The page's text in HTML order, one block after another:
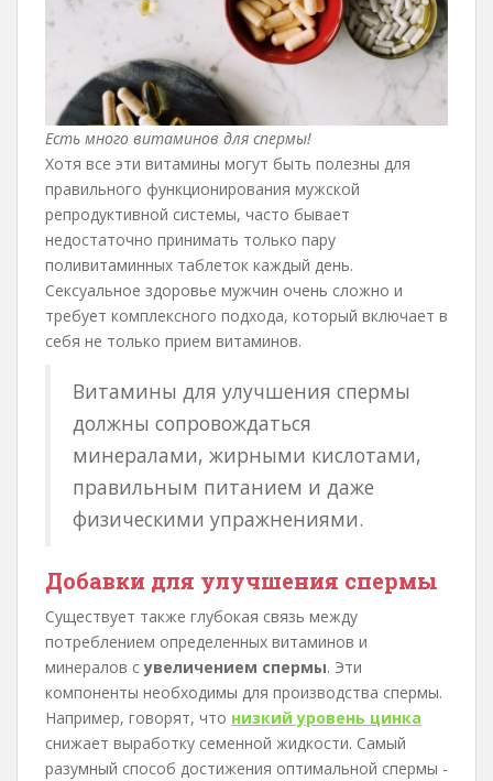
Есть много витаминов для спермы!
Хотя все эти витамины могут быть полезны для
правильного функционирования мужской
репродуктивной системы, часто бывает
недостаточно принимать только пару
поливитаминных таблеток каждый день.
Сексуальное здоровье мужчин очень сложно и
требует комплексного подхода, который включает в
себя не только прием витаминов.
Витамины для улучшения спермы
должны сопровождаться
минералами, жирными кислотами,
правильным питанием и даже
физическими упражнениями.
Добавки для улучшения спермы
Существует также глубокая связь между
потреблением определенных витаминов и
минералов сувеличением спермы. Эти
компоненты необходимы для производства спермы.
Например, говорят, что низкий уровень цинка
снижает выработку семенной жидкости. Самый
разумный способ достижения оптимальной спермы -